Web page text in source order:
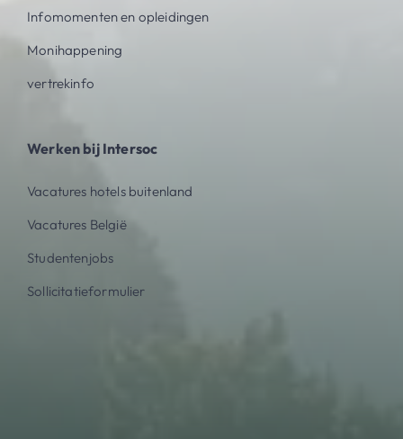
Infomomenten en opleidingen
Monihappening
vertrekinfo
Werken bij Intersoc
Vacatures hotels buitenland
Vacatures België
Studentenjobs
Sollicitatieformulier